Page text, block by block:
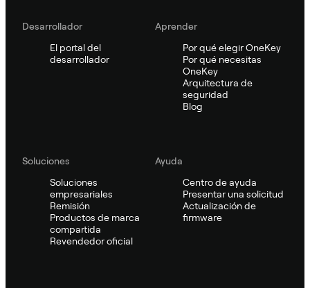
Desarrollador
El portal del
desarrollador
Aprender
Por qué elegir OneKey
Por qué necesitas
OneKey
Arquitectura de
seguridad
Blog
Soluciones
Soluciones
empresariales
Remisión
Productos de marca
compartida
Revendedor oficial
Ayuda
Centro de ayuda
Presentar una solicitud
Actualización de
firmware